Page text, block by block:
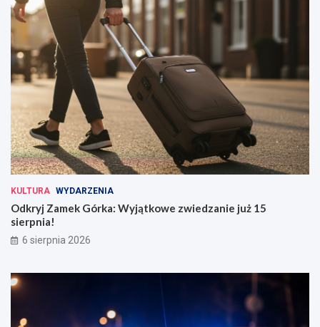
KULTURA WYDARZENIA
Odkryj Zamek Górka: Wyjątkowe zwiedzanie już 15
sierpnia!
6 sierpnia 2026